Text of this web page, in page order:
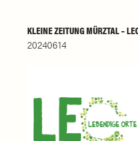
KLEINE ZEITUNG MÜRZTAL –
20240614